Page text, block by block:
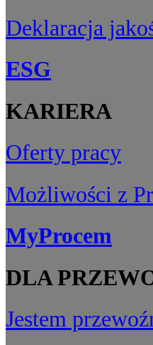
Deklaracja
ESG
KARIERA
Oferty pracy
Możliwości z
MyProcem
DLA
Jestem